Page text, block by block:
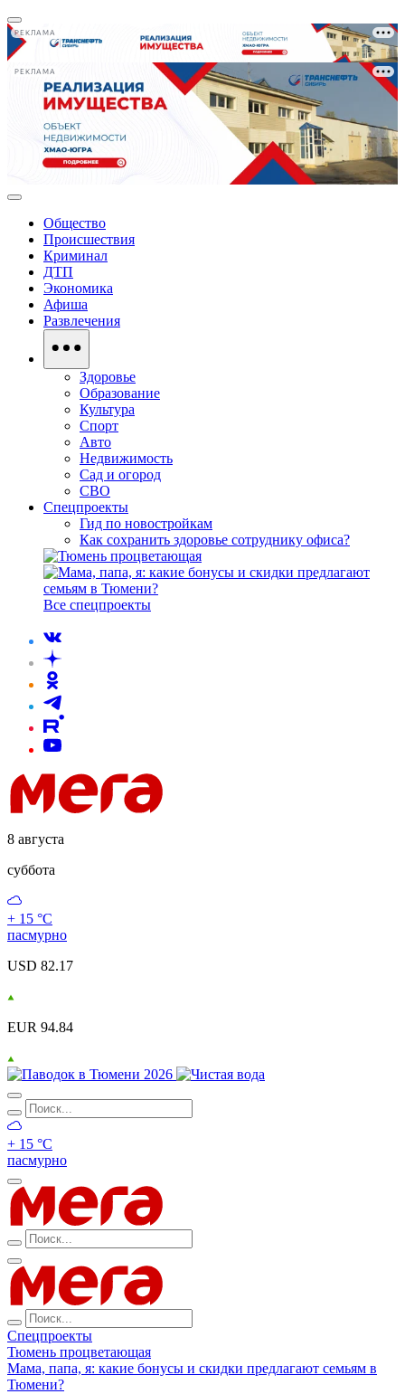
РЕКЛАМА
РЕКЛАМА
Общество
Происшествия
Криминал
ДТП
Экономика
Афиша
Развлечения
Здоровье
Образование
Культура
Спорт
Авто
Недвижимость
Сад и огород
СВО
Спецпроекты
Гид по новостройкам
Как сохранить здоровье сотруднику офиса?
Все спецпроекты
8 августа
суббота
+ 15 °С
пасмурно
USD 82.17
EUR 94.84
+ 15 °С
пасмурно
Спецпроекты
Тюмень процветающая
Мама, папа, я: какие бонусы и скидки предлагают семьям в
Тюмени?